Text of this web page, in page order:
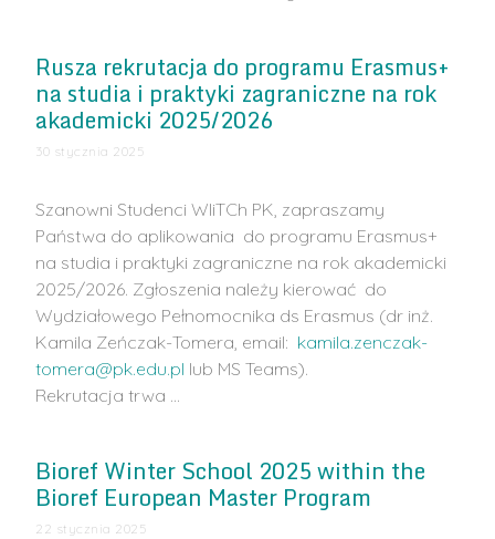
Rusza rekrutacja do programu Erasmus+
na studia i praktyki zagraniczne na rok
akademicki 2025/2026
30 stycznia 2025
Szanowni Studenci WIiTCh PK, zapraszamy
Państwa do aplikowania do programu Erasmus+
na studia i praktyki zagraniczne na rok akademicki
2025/2026. Zgłoszenia należy kierować do
Wydziałowego Pełnomocnika ds Erasmus (dr inż.
Kamila Zeńczak-Tomera, email: kamila.zenczak-
tomera@pk.edu.pl lub MS Teams).
Rekrutacja trwa …
Bioref Winter School 2025 within the
Bioref European Master Program
22 stycznia 2025